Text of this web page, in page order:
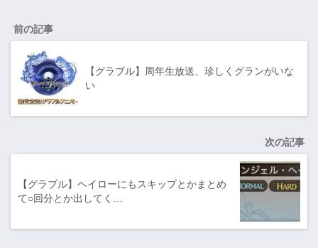
前の記事
【グラブル】周年生放送、珍しくグランがいな
い
次の記事
【グラブル】ヘイローにもスキップとかまとめ
て○回分とか出してく…